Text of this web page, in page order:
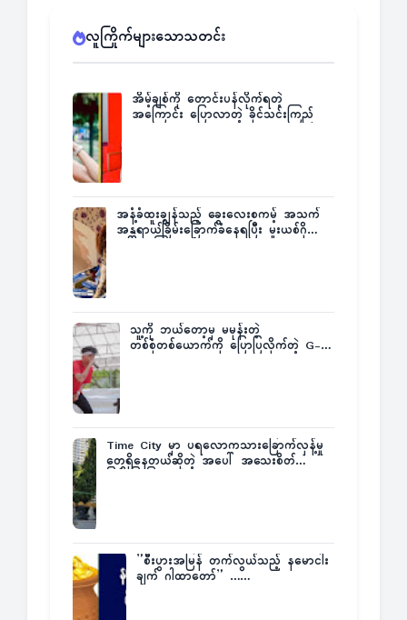
လူကြိုက်များသောသတင်း
အိမ့်ချစ်ကို တောင်းပန်လိုက်ရတဲ့
အကြောင်း ပြောလာတဲ့ ခိုင်သင်းကြည်
အနံ့ခံထူးချွန်သည့် ခွေးလေးစကမ့် အသက်
အန္တရာယ်ခြိမ်းခြောက်ခံနေရပြီး မူးယစ်ဂိုဏ်း
သူ့ကို ဘယ်တော့မှ မမုန်းတဲ့
တစ်စုံတစ်ယောက်ကို ပြောပြလိုက်တဲ့ G-
Time City မှာ ပရလောကသားခြောက်လှန့်မှု
တွေရှိနေတယ်ဆိုတဲ့ အပေါ် အသေးစိတ်
”စီးပွားအမြန် တက်လွယ်သည့် နမောငါး
ချက် ဂါထာတော်” ……